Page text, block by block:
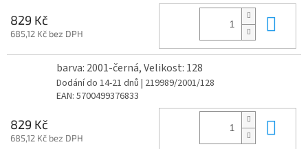
829 Kč
685,12 Kč bez DPH
barva: 2001-černá, Velikost: 128
Dodání do 14-21 dnů | 219989/2001/128
EAN: 5700499376833
829 Kč
685,12 Kč bez DPH